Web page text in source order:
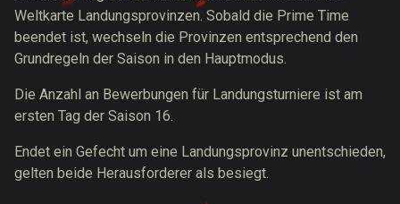
Weltkarte Landungsprovinzen. Sobald die Prime Time
beendet ist, wechseln die Provinzen entsprechend den
Grundregeln der Saison in den Hauptmodus.
Die Anzahl an Bewerbungen für Landungsturniere ist am
ersten Tag der Saison 16.
Endet ein Gefecht um eine Landungsprovinz unentschieden,
gelten beide Herausforderer als besiegt.